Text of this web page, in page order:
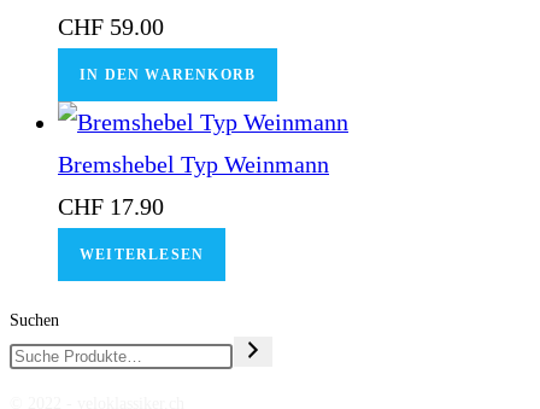
CHF 59.00
IN DEN WARENKORB
Bremshebel Typ Weinmann
CHF 17.90
WEITERLESEN
Suchen